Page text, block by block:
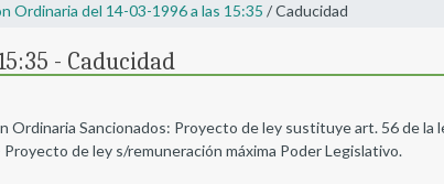
Ordinaria del 14-03-1996 a las 15:35 / Caducidad
- Caducidad
Ordinaria Sancionados: Proyecto de ley sustituye art. 56 de
de ley s/remuneración máxima Poder Legislativo.